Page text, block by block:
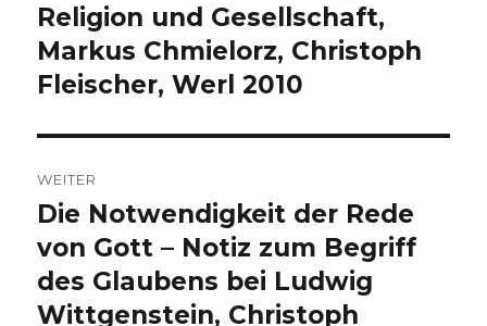
Beitrag:
Religion und Gesellschaft,
Markus Chmielorz, Christoph
Fleischer, Werl 2010
WEITER
Nächster
Beitrag:
Die Notwendigkeit der Rede
von Gott – Notiz zum Begriff
des Glaubens bei Ludwig
Wittgenstein, Christoph